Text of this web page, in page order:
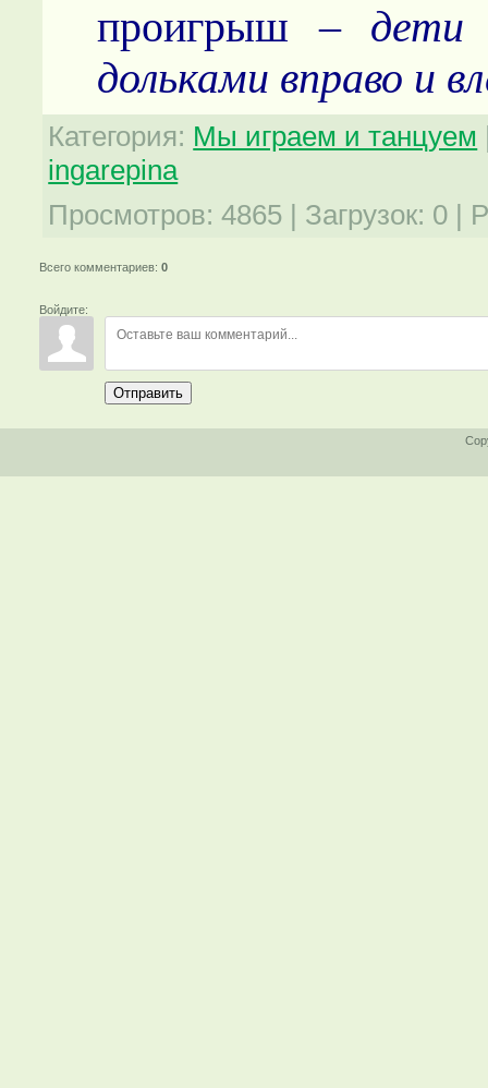
проигрыш – дети
дольками вправо и
Категория: Мы играем и танцуем
ingarepina
Просмотров: 4865 | Загрузок: 0 |
Всего комментариев:0
Войдите:
Отправить